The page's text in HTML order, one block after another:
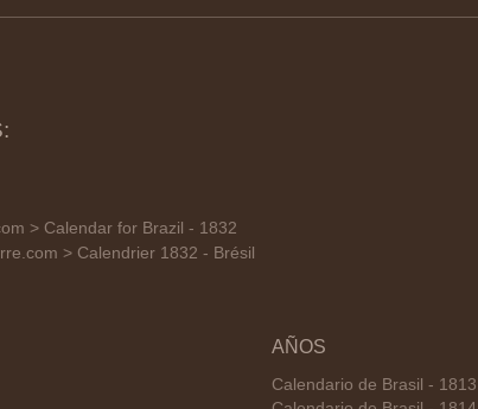
> Calendar for Brazil - 1832
> Calendrier 1832 - Brésil
AÑOS
Calendario de Brasil - 1813